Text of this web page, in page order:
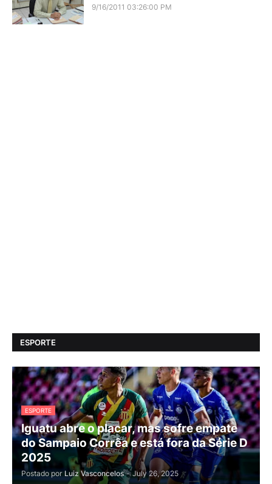
9/16/2011 03:26:00 PM
ESPORTE
ESPORTE
Iguatu abre o placar, mas sofre empate
do Sampaio Corrêa e está fora da Série D
2025
Postado por Luiz Vasconcelos - July 26, 2025